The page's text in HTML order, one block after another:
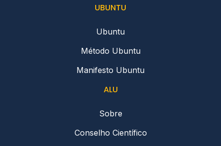
UBUNTU
Ubuntu
Método Ubuntu
Manifesto Ubuntu
ALU
Sobre
Conselho Científico